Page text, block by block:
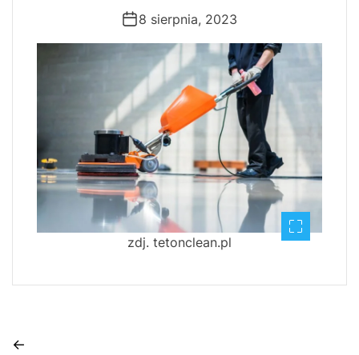
8 sierpnia, 2023
zdj. tetonclean.pl
←